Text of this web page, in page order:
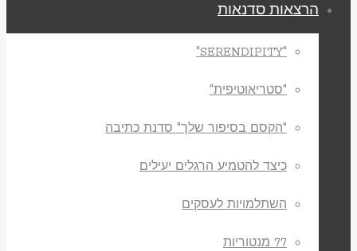
הרצאות סדנאות
"SERENDIPITY"
"סטריאוטיפית"
"הקסם בסיפור שלך" סדנת כתיבה
כיצד להטמיע הרגלים יעילים
השתלמויות לעסקים
77 מנטוריות